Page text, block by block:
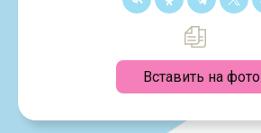
Вставить на фото